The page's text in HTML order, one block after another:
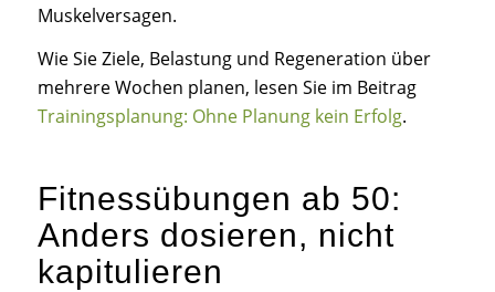
Muskelversagen.
Wie Sie Ziele, Belastung und Regeneration über
mehrere Wochen planen, lesen Sie im Beitrag
Trainingsplanung: Ohne Planung kein Erfolg.
Fitnessübungen ab 50:
Anders dosieren, nicht
kapitulieren